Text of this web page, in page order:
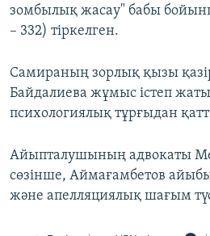
зомбылық жасау" бабы
– 332) тіркелген.
Самираның зорлық қызы
Байдалиева жұмыс істеп
психологиялық тұрғыдан
Айыпталушының адвокаты
сөзінше, Аймағамбетов
және апелляциялық шағым